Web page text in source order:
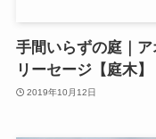
手間いらずの庭｜
リーセージ【庭木】
2019年10月12日